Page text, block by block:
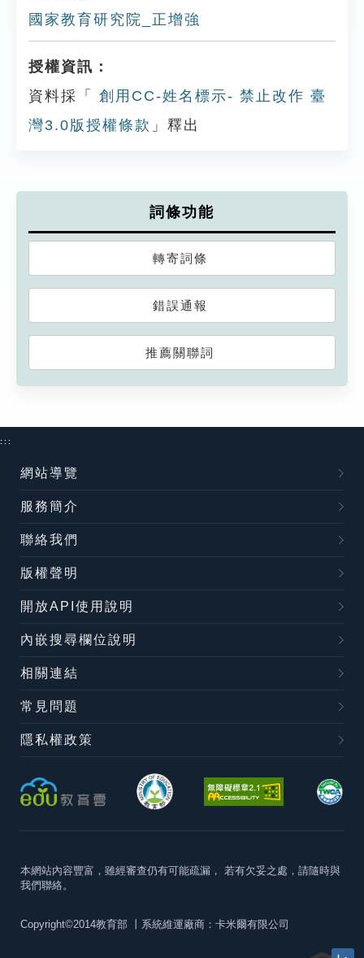
國家教育研究院_正增強
授權資訊：
資料採「
創用CC-姓名標示- 禁止改作 臺
灣3.0版授權條款 」釋出
詞條功能
轉寄詞條
錯誤通報
推薦關聯詞
:::
網站導覽
服務簡介
聯絡我們
版權聲明
開放API使用說明
內嵌搜尋欄位說明
相關連結
常見問題
隱私權政策
本網站內容豐富，雖經審查仍有可能疏漏， 若有欠妥之處，請隨時與
我們聯絡。
Copyright©2014教育部 丨系統維運廠商：卡米爾有限公司